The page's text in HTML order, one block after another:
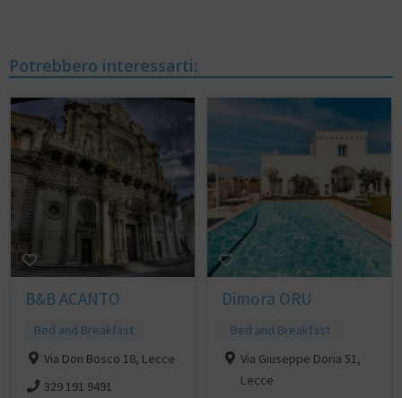
Potrebbero interessarti:
B&B ACANTO
Bed and Breakfast
Via Don Bosco 18, Lecce
329 191 9491
Dimora ORU
Bed and Breakfast
Via Giuseppe Doria 51,
Lecce